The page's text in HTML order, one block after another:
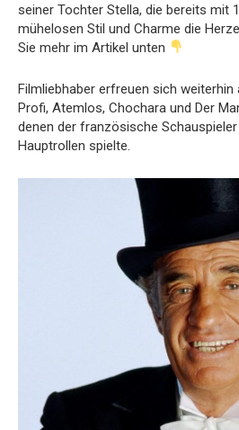
seiner Tochter Stella, die bereits mit
mühelosen Stil und Charme die
Sie mehr im Artikel unten
Filmliebhaber erfreuen sich weiterhin
Profi, Atemlos, Chochara und Der
denen der französische
Hauptrollen spielte.